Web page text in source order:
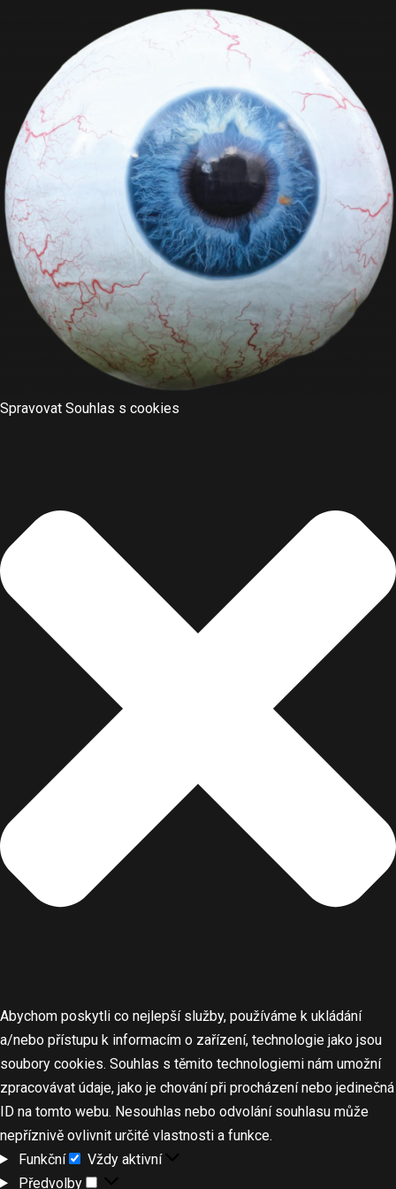
Spravovat Souhlas s cookies
Abychom poskytli co nejlepší služby, používáme k ukládání
a/nebo přístupu k informacím o zařízení, technologie jako jsou
soubory cookies. Souhlas s těmito technologiemi nám umožní
zpracovávat údaje, jako je chování při procházení nebo jedinečná
ID na tomto webu. Nesouhlas nebo odvolání souhlasu může
nepříznivě ovlivnit určité vlastnosti a funkce.
Funkční
Vždy aktivní
Předvolby